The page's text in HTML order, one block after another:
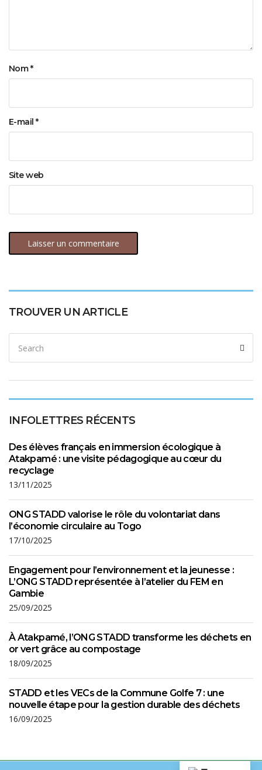
Nom*
E-mail*
Site web
TROUVER UN ARTICLE
INFOLETTRES RÉCENTS
Des élèves français en immersion écologique à
Atakpamé : une visite pédagogique au cœur du
recyclage
13/11/2025
ONG STADD valorise le rôle du volontariat dans
l’économie circulaire au Togo
17/10/2025
Engagement pour l’environnement et la jeunesse :
L’ONG STADD représentée à l’atelier du FEM en
Gambie
25/09/2025
À Atakpamé, l’ONG STADD transforme les déchets en
or vert grâce au compostage
18/09/2025
STADD et les VECs de la Commune Golfe 7 : une
nouvelle étape pour la gestion durable des déchets
16/09/2025